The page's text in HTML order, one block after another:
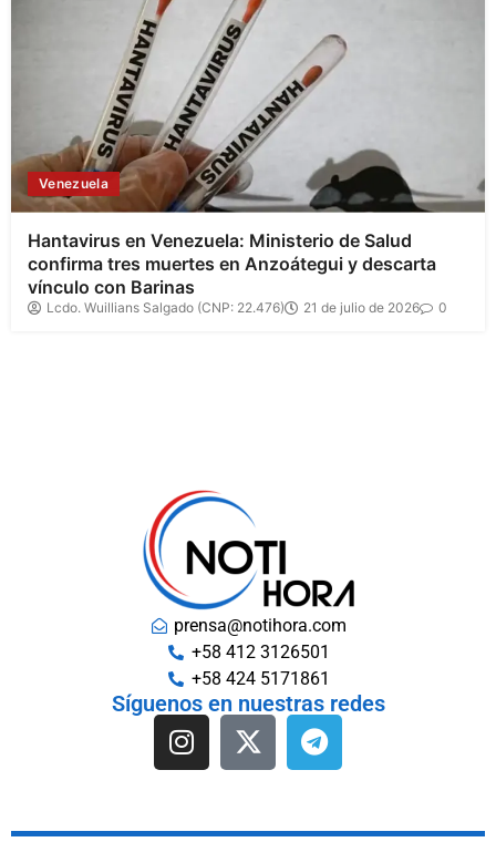
Venezuela
Hantavirus en Venezuela: Ministerio de Salud
confirma tres muertes en Anzoátegui y descarta
vínculo con Barinas
Lcdo. Wuillians Salgado (CNP: 22.476) 21 de julio de 2026 0
prensa@notihora.com
+58 412 3126501
+58 424 5171861
Síguenos en nuestras redes